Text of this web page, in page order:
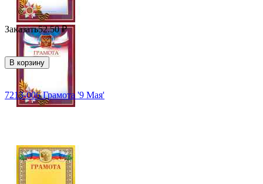
Заказать52.50 ₽
В корзину
7213-006 Грамота '9 Мая'